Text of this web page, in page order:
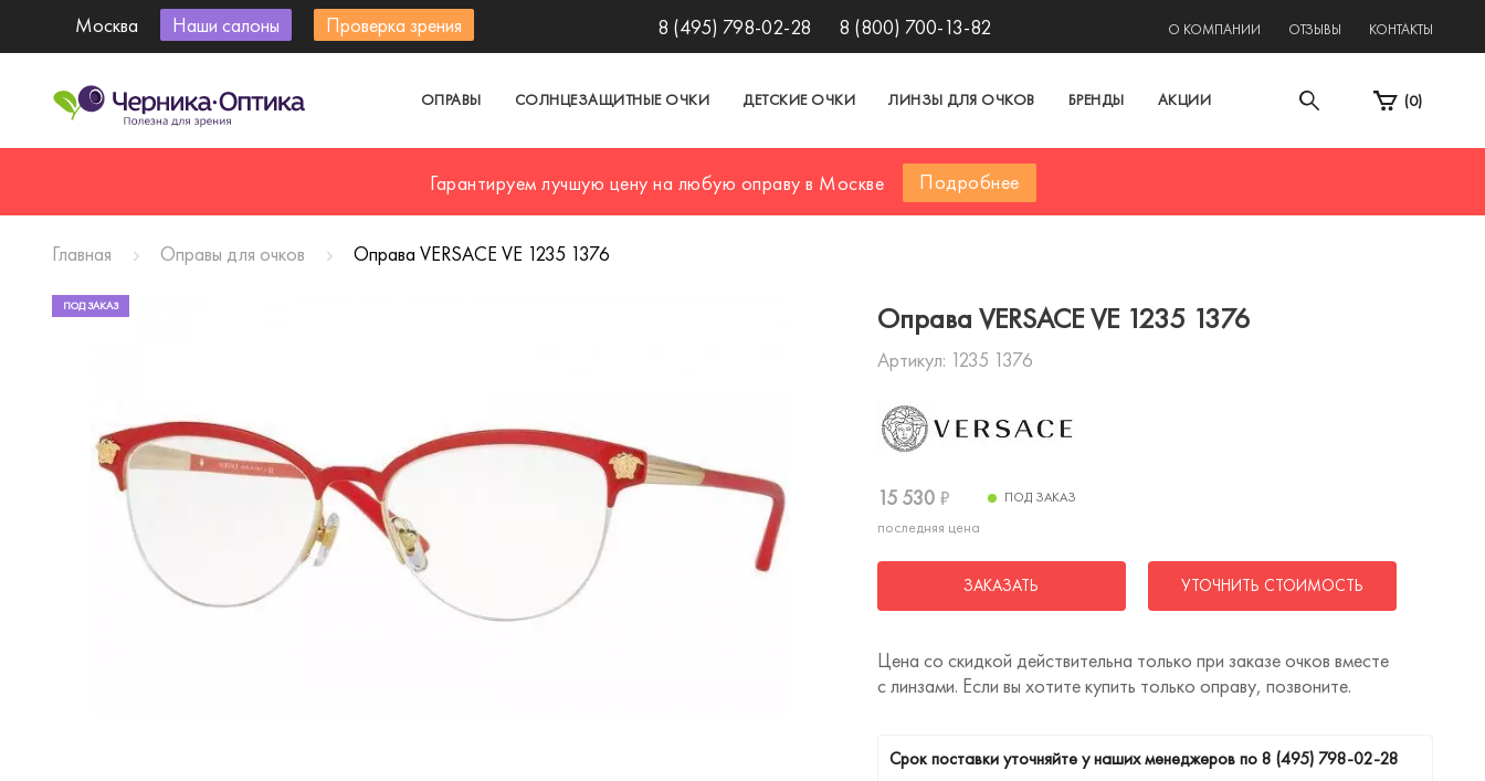
Москва Наши салоны Проверка зрения 8 (495) 798-02-28 8 (800) 700-13-82 О КОМПАНИИ ОТЗЫВЫ КОНТАКТЫ
ОПРАВЫ СОЛНЦЕЗАЩИТНЫЕ ОЧКИ ДЕТСКИЕ ОЧКИ ЛИНЗЫ ДЛЯ ОЧКОВ БРЕНДЫ АКЦИИ (0)
Гарантируем лучшую цену на любую оправу в Москве Подробнее
Главная Оправы для очков Оправа VERSACE VE 1235 1376
Оправа VERSACE VE 1235 1376
Артикул: 1235 1376
15 530 ₽
последняя цена
ПОД ЗАКАЗ
ЗАКАЗАТЬ УТОЧНИТЬ СТОИМОСТЬ
Цена со скидкой действительна только при заказе очков вместе
с линзами. Если вы хотите купить только оправу, позвоните.
Cрок поставки уточняйте у наших менеджеров по8 (495) 798-02-28
ПОД ЗАКАЗ